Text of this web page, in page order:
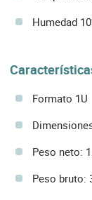
Humedad
Formato 1U
Peso neto:
Peso bruto: